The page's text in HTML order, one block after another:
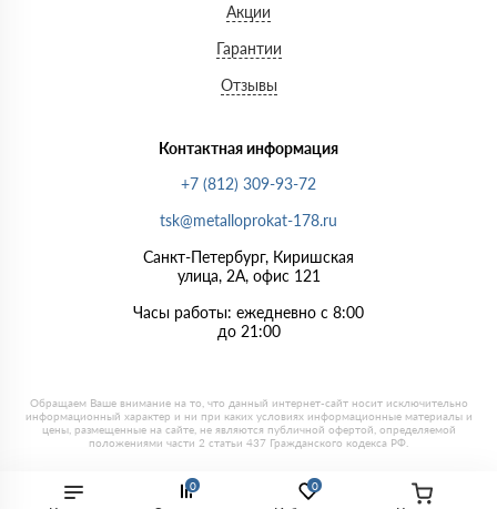
0
0
Акции
Гарантии
Отзывы
Контактная информация
+7 (812) 309-93-72
tsk@metalloprokat-178.ru
Санкт-Петербург, Киришская
улица, 2А, офис 121
Часы работы: ежедневно с 8:00
до 21:00